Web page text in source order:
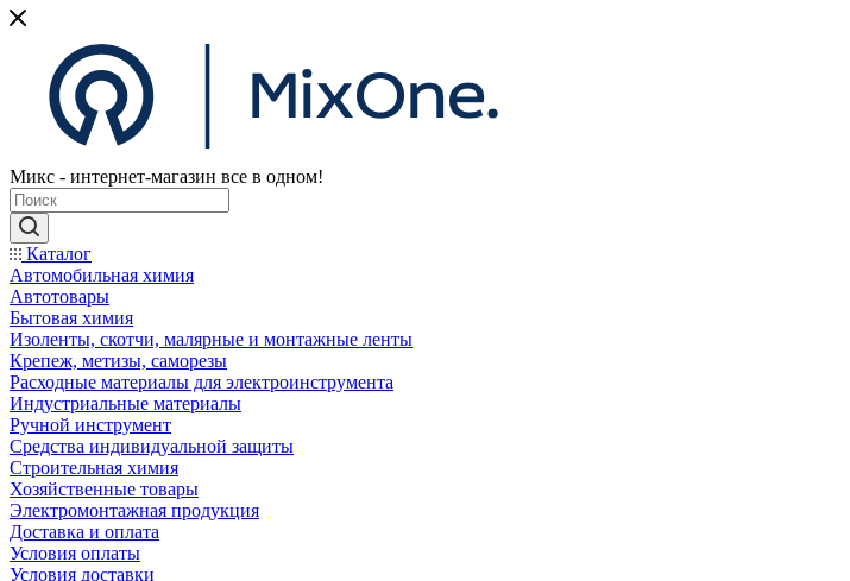
Микс - интернет-магазин все в одном!
Каталог
Автомобильная химия
Автотовары
Бытовая химия
Изоленты, скотчи, малярные и монтажные ленты
Крепеж, метизы, саморезы
Расходные материалы для электроинструмента
Индустриальные материалы
Ручной инструмент
Средства индивидуальной защиты
Строительная химия
Хозяйственные товары
Электромонтажная продукция
Доставка и оплата
Условия оплаты
Условия доставки